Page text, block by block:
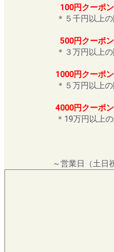
100円クーポ
＊５千円以上
500円クーポ
＊３万円以上
1000円クーポ
＊５万円以上
4000円クーポ
＊19万円以上
～営業日（土日